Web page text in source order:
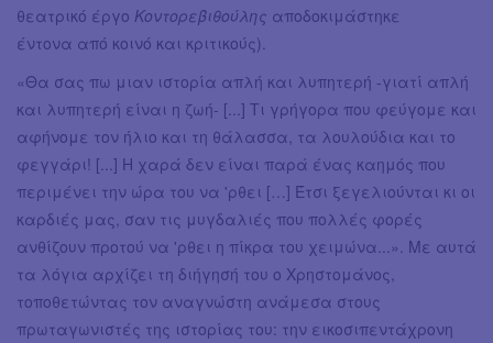
θεατρικό έργο Κοντορεβιθούλης αποδοκιμάστηκε
έντονα από κοινό και κριτικούς).
«Θα σας πω μιαν ιστορία απλή και λυπητερή -γιατί απλή
και λυπητερή είναι η ζωή- [...] Τι γρήγορα που φεύγομε και
αφήνομε τον ήλιο και τη θάλασσα, τα λουλούδια και το
φεγγάρι! [...] Η χαρά δεν είναι παρά ένας καημός που
περιμένει την ώρα του να 'ρθει […] Έτσι ξεγελιούνται κι οι
καρδιές μας, σαν τις μυγδαλιές που πολλές φορές
ανθίζουν προτού να 'ρθει η πίκρα του χειμώνα...». Με αυτά
τα λόγια αρχίζει τη διήγησή του ο Χρηστομάνος,
τοποθετώντας τον αναγνώστη ανάμεσα στους
πρωταγωνιστές της ιστορίας του: την εικοσιπεντάχρονη